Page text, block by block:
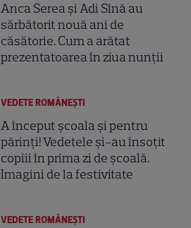
Anca Serea și Adi Sînă au
sărbătorit nouă ani de
căsătorie. Cum a arătat
prezentatoarea în ziua nunții
VEDETE ROMÂNEŞTI
A început școala și pentru
părinți! Vedetele și-au însoțit
copiii în prima zi de școală.
Imagini de la festivitate
VEDETE ROMÂNEŞTI